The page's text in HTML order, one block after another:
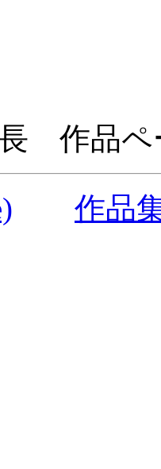
作品
作品